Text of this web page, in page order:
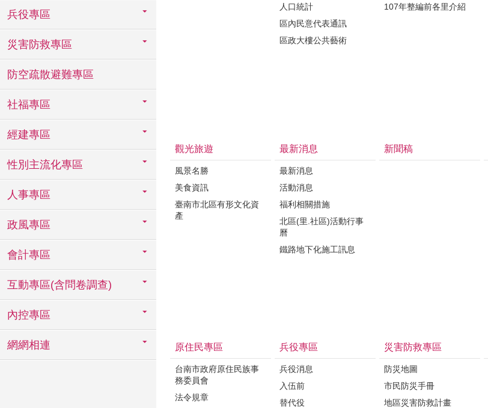
兵役專區
災害防救專區
防空疏散避難專區
社福專區
經建專區
性別主流化專區
人事專區
政風專區
會計專區
互動專區(含問卷調查)
內控專區
網網相連
人口統計
區內民意代表通訊
區政大樓公共藝術
107年整編前各里介紹
觀光旅遊
風景名勝
美食資訊
臺南市北區有形文化資
產
最新消息
最新消息
活動消息
福利相關措施
北區(里.社區)活動行事
曆
鐵路地下化施工訊息
新聞稿
原住民專區
台南市政府原住民族事
務委員會
法令規章
兵役專區
兵役消息
入伍前
替代役
災害防救專區
防災地圖
市民防災手冊
地區災害防救計畫